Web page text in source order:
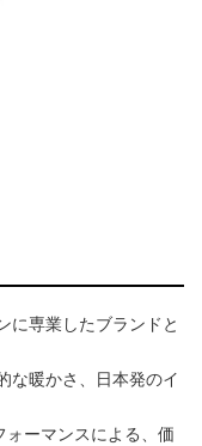
に専業したブランドと
な暖かさ、日本発のイ
ーマンスによる、価